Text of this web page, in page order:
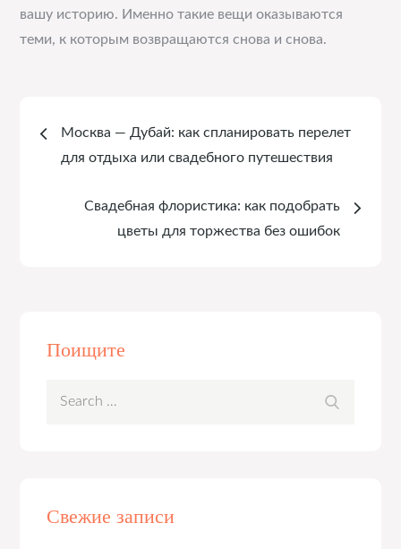
вашу историю. Именно такие вещи оказываются
теми, к которым возвращаются снова и снова.
Навигация
записям
Москва — Дубай: как спланировать перелет
для отдыха или свадебного путешествия
Свадебная флористика: как подобрать
цветы для торжества без ошибок
Поищите
Свежие записи